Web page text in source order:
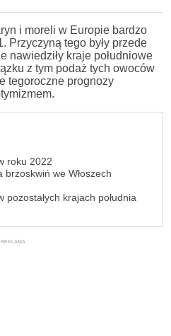
i moreli w Europie bardzo
Przyczyną tego były przede
nawiedziły kraje południowe
z tym podaż tych owoców
tegoroczne prognozy
roku 2022
we Włoszech
pozostałych krajach południa
REKLAMA